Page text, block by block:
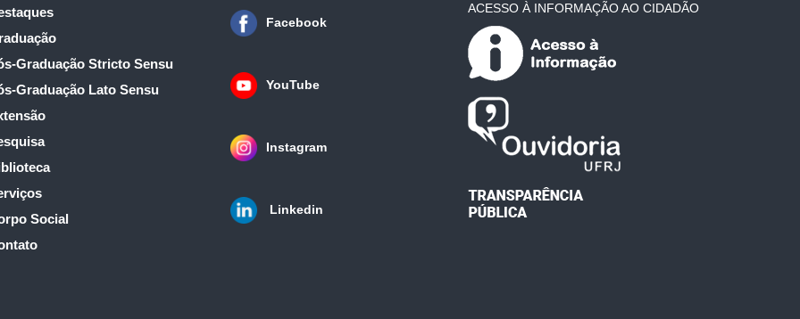
Graduação Stricto Sensu
Graduação Lato Sensu
Social
Facebook
YouTube
Instagram
Linkedin
ACESSO À INFORMAÇÃO AO CIDADÃO